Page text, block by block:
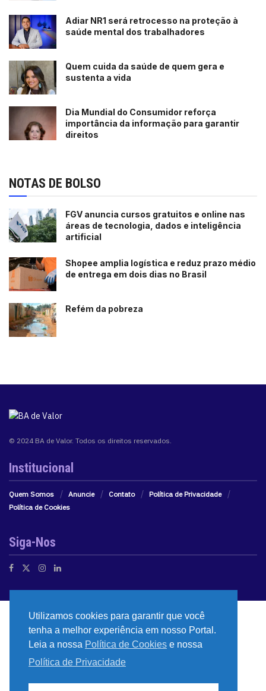
Adiar NR1 será retrocesso na proteção à
saúde mental dos trabalhadores
Quem cuida da saúde de quem gera e
sustenta a vida
Dia Mundial do Consumidor reforça
importância da informação para garantir
direitos
NOTAS DE BOLSO
FGV anuncia cursos gratuitos e online nas
áreas de tecnologia, dados e inteligência
artificial
Shopee amplia logística e reduz prazo médio
de entrega em dois dias no Brasil
Refém da pobreza
© 2024 BA de Valor. Todos os direitos reservados.
Institucional
Quem Somos Anuncie Contato
Política de Privacidade
Política de Cookies
Siga-Nos
Utilizamos cookies para garantir que você
tenha a melhor experiência em nosso Portal.
Leia a nossa Política de Cookies e nossa
Política de Privacidade